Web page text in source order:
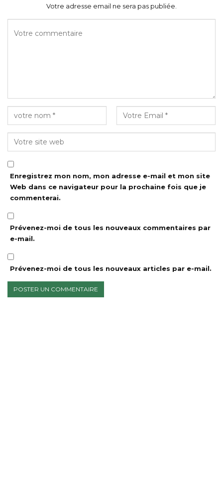
Votre adresse email ne sera pas publiée.
Enregistrez mon nom, mon adresse e-mail et mon site
Web dans ce navigateur pour la prochaine fois que je
commenterai.
Prévenez-moi de tous les nouveaux commentaires par
e-mail.
Prévenez-moi de tous les nouveaux articles par e-mail.